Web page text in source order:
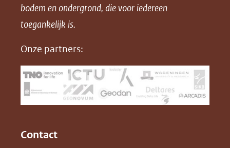
a
c
b
o
o
k
i
e
d
I
n
(opent
(verwijst
een
P
bodem en ondergrond, die voor iedereen
toegankelijk is.
Onze partners:
Contact